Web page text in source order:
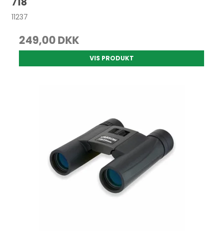
11237
249,00 DKK
VIS PRODUKT